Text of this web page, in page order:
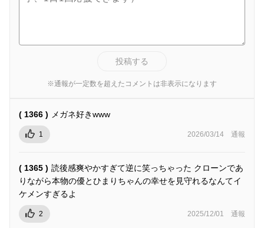
投稿する
※通報が一定数を超えたコメントは非表示になります
( 1366 ) メガネ好きwww
1 2026/03/14 通報
( 1365 ) 読後感爽やかすぎて逆に笑っちゃった クローンであ
りながら本物の優とひまりちゃんの幸せを見守れるなんてイ
ケメンすぎるよ
2 2025/12/01 通報